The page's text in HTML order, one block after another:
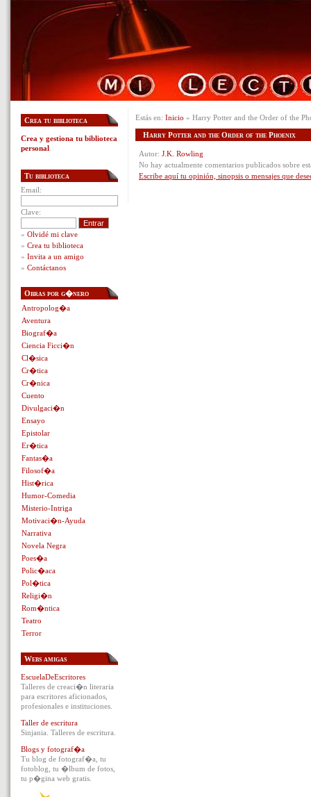
Estás en: Inicio » Harry Potter and the Order of the
Harry Potter and the Order of the Phoenix
Autor: J.K. Rowling
No hay actualmente comentarios publicados sobre
Escribe aquí tu opinión, sinopsis o mensajes que
Crea tu biblioteca
Crea y gestiona tu biblioteca
personal
Tu biblioteca
Email:
Clave:
» Olvidé mi clave
» Crea tu biblioteca
» Invita a un amigo
» Contáctanos
Obras por g�nero
Antropolog�a
Aventura
Biograf�a
Ciencia Ficci�n
Cl�sica
Cr�tica
Cr�nica
Cuento
Divulgaci�n
Ensayo
Epistolar
Er�tica
Fantas�a
Filosof�a
Hist�rica
Humor-Comedia
Misterio-Intriga
Motivaci�n-Ayuda
Narrativa
Novela Negra
Poes�a
Polic�aca
Pol�tica
Religi�n
Rom�ntica
Teatro
Terror
Webs amigas
EscuelaDeEscritores
Talleres de creaci�n literaria
para escritores aficionados,
profesionales e instituciones.
Taller de escritura
Sinjania. Talleres de escritura.
Blogs y fotograf�a
Tu blog de fotograf�a, tu
fotoblog, tu �lbum de fotos,
tu p�gina web gratis.